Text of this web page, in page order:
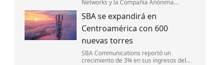
Networks y la Compañía Anónima
lanzaron Fénix,un nuevo sistema de cable
submarino de fibra óptica que conectará
Camurí,
SBA se expandirá en
Centroamérica con 600
nuevas torres
SBA Communications reportó un
crecimiento de 3% en sus ingresos del